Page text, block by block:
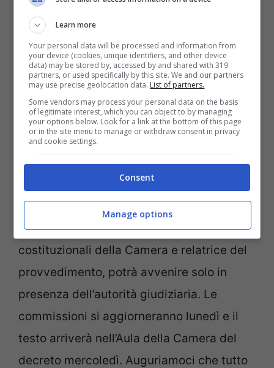
merito all’irrevocabilità della
stalkingprevista dal decreto. Sel ha
votato contro, il Movimento 5 Stelle si è
invece astenuto. Dopo lunghe discussioni
è stato approvato un
emendamento
dei
relatori Donatella Ferranti (Pd) e Francesco
Paolo Sisto (Pdl), che approva
l’irrevocabilità della querela solo nei casi di
minacce gravi e reiterate. La revoca però,
come sottolinea Donatella Ferranti,
presidente della commissione Affari
costituzionali della Camera e relatrice del
provvedimento, potrà avvenire solo in
presenza dell’autorità giudiziaria. Le
commissioni si aggiorneranno lunedì e il
testo arriverà nell’Aula della Camera del
decreto mercoledì. Auguriamoci che tutto
Learn more
Your personal data will be processed and information from
your device (cookies, unique identifiers, and other device
data) may be stored by, accessed by and shared with 319
partners, or used specifically by this site. We and our partners
may use precise geolocation data. List of partners.
Some vendors may process your personal data on the basis
of legitimate interest, which you can object to by managing
your options below. Look for a link at the bottom of this page
or in the site menu to manage or withdraw consent in privacy
and cookie settings.
Consent
Manage options